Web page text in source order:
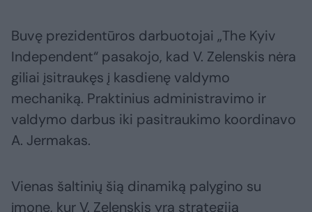
Buvę prezidentūros darbuotojai „The Kyiv
Independent“ pasakojo, kad V. Zelenskis nėra
giliai įsitraukęs į kasdienę valdymo
mechaniką. Praktinius administravimo ir
valdymo darbus iki pasitraukimo koordinavo
A. Jermakas.
Vienas šaltinių šią dinamiką palygino su
įmone, kur V. Zelenskis yra strategiją